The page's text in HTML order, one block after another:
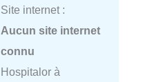
Site internet :
Aucun site internet
connu
Hospitalor à